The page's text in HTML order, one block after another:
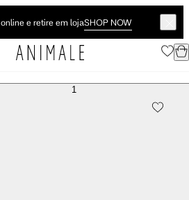
e retire em lojaSHOP NOW